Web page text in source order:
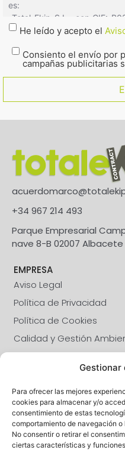
Gestionar
Para ofrecer las mejores
cookies para almacenar y/o
consentimiento de estas
comportamiento de navegación
No consentir o retirar el
ciertas características y
He leído y acepto el
Consiento el envío por
campañas publicitarias
+34 967 214 493
Parque Empresarial
nave 8-B 02007 Albacete
EMPRESA
Aviso Legal
Política de Privacidad
Política de Cookies
Calidad y Gestión
CALIDAD